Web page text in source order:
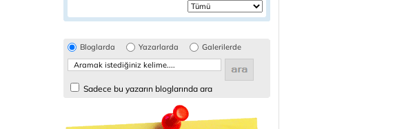
Bloglarda Yazarlarda Galerilerde
Sadece bu yazarın bloglarında ara